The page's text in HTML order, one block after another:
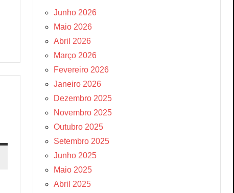
Junho 2026
Maio 2026
Abril 2026
Março 2026
Fevereiro 2026
Janeiro 2026
Dezembro 2025
Novembro 2025
Outubro 2025
Setembro 2025
Junho 2025
Maio 2025
Abril 2025